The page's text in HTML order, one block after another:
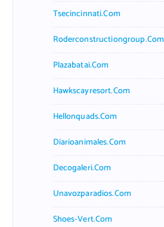
Tsecincinnati.com
Roderconstructiongroup.com
Plazabatai.com
Hawkscayresort.com
Hellonquads.com
Diarioanimales.com
Decogaleri.com
Unavozparadios.com
Shoes-Vert.com